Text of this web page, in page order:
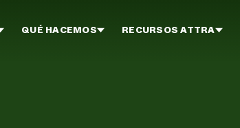
QUÉ HACEMOS RECURSOS ATTRA